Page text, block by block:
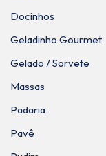
Docinhos
Geladinho Gourmet
Gelado / Sorvete
Massas
Padaria
Pavê